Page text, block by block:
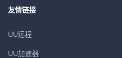
友情链接
UU远程
UU加速器